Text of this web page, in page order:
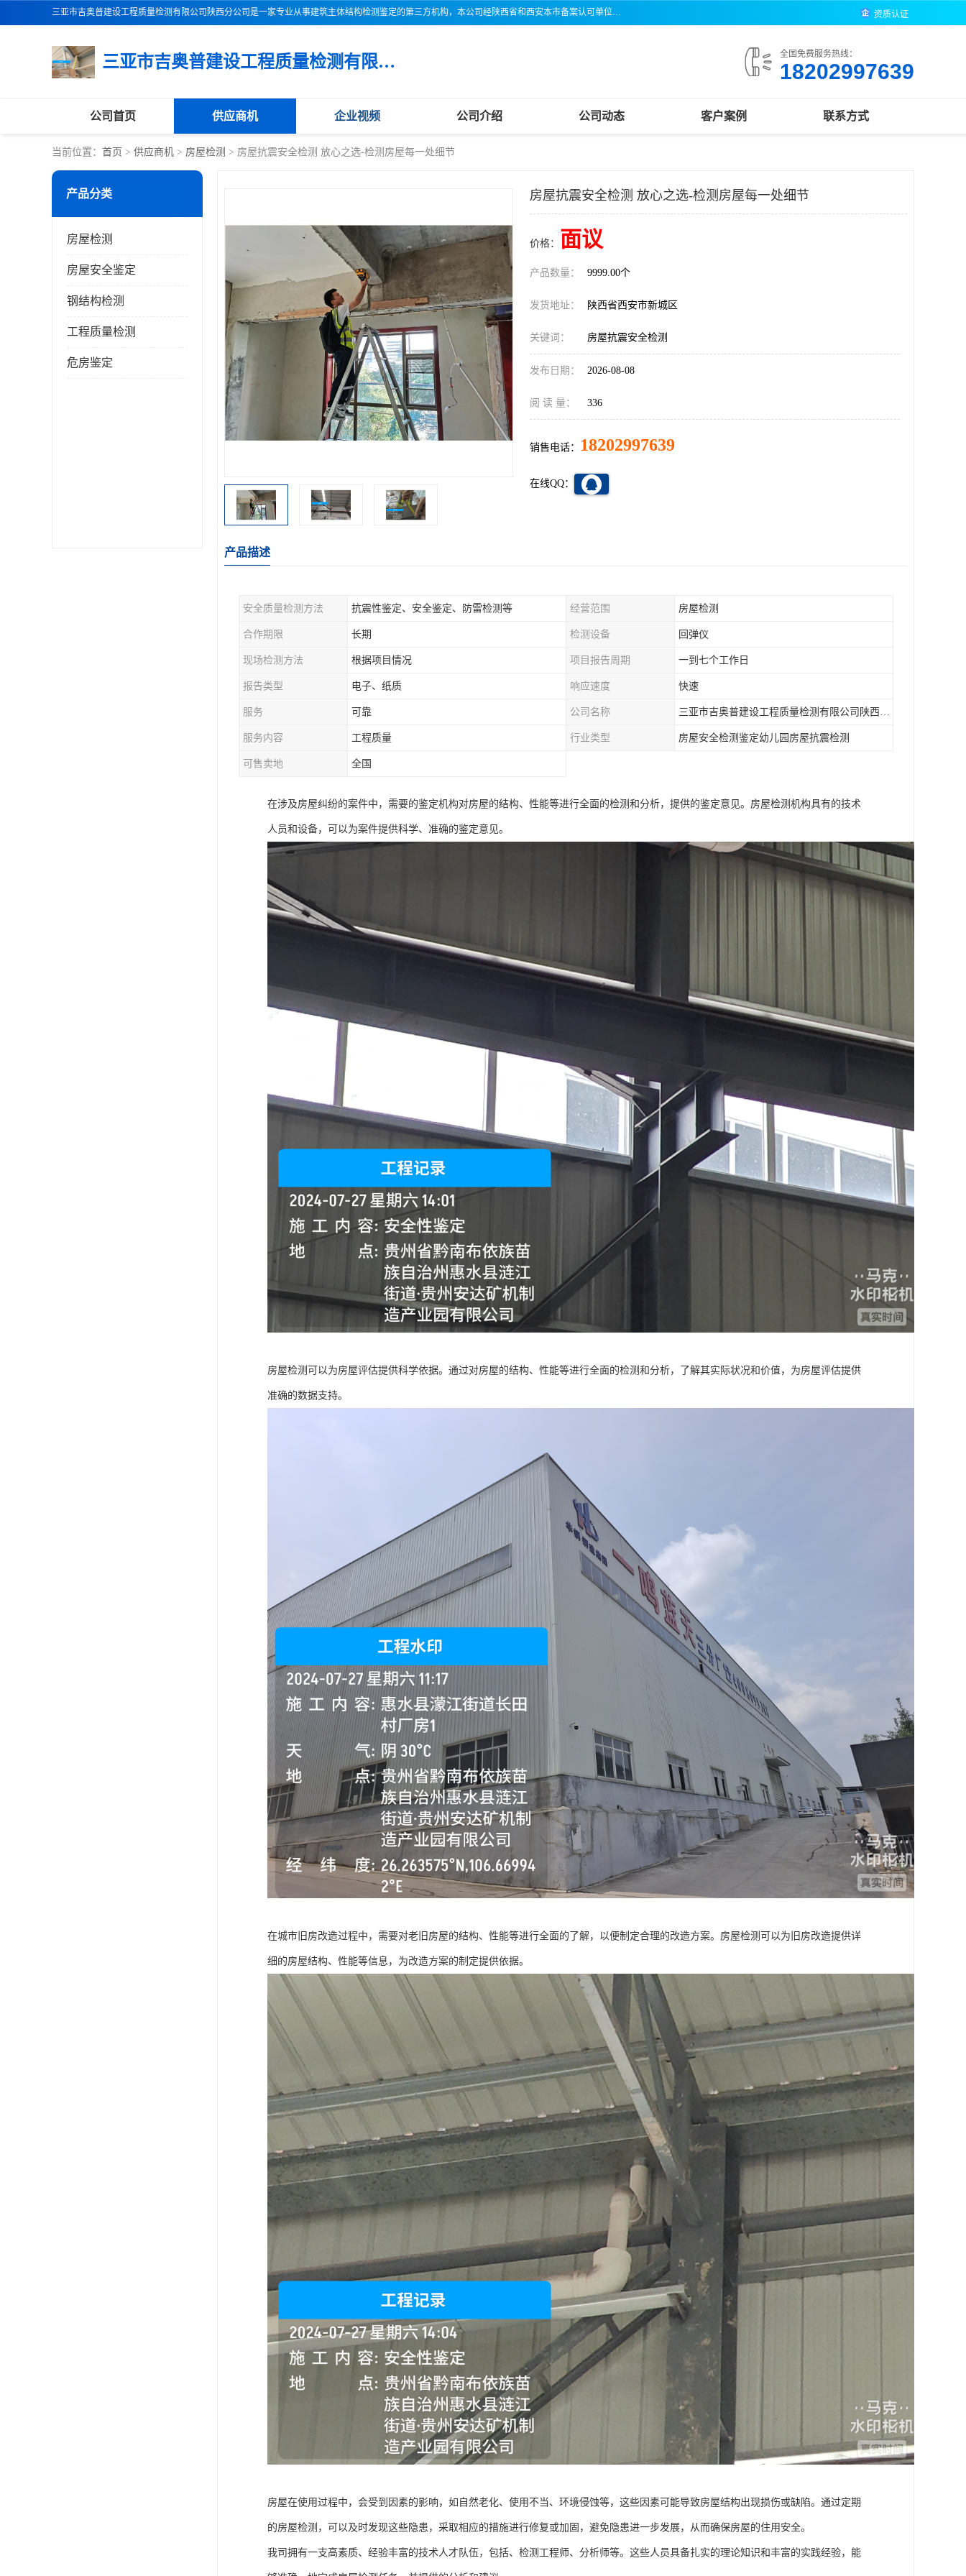
三亚市吉奥普建设工程质量检测有限公司陕西分公司是一家专业从事建筑主体结构检测鉴定的第三方机构，本公司经陕西省和西安本市备案认可单位，公司各项检测仪器设备齐全，检测人员经过严格训练，熟练掌握各项仪器设备的操作及维护工作，检测人员全部取得了资格证书，以保证质量管理体系的有效运行， 保证检测工作的公正性、科学性和准确性，更好地为社会服务。 资质认证
三亚市吉奥普建设工程质量检测有限公司陕西分公司 全国免费服务热线：
18202997639
公司首页 供应商机 企业视频 公司介绍 公司动态 客户案例 联系方式
当前位置： 首页 > 供应商机 > 房屋检测 > 房屋抗震安全检测 放心之选-检测房屋每一处细节
产品分类
房屋检测
房屋安全鉴定
钢结构检测
工程质量检测
危房鉴定
房屋抗震安全检测 放心之选-检测房屋每一处细节
价格： 面议
产品数量： 9999.00个
发货地址： 陕西省西安市新城区
关键词： 房屋抗震安全检测
发布日期： 2026-08-08
阅 读 量： 336
销售电话： 18202997639
在线QQ：
产品描述
安全质量检测方法 抗震性鉴定、安全鉴定、防雷检测等 经营范围 房屋检测
合作期限 长期 检测设备 回弹仪
现场检测方法 根据项目情况 项目报告周期 一到七个工作日
报告类型 电子、纸质 响应速度 快速
服务 可靠 公司名称 三亚市吉奥普建设工程质量检测有限公司陕西分公司
服务内容 工程质量 行业类型 房屋安全检测鉴定幼儿园房屋抗震检测
可售卖地 全国
在涉及房屋纠纷的案件中，需要的鉴定机构对房屋的结构、性能等进行全面的检测和分析，提供的鉴定意见。房屋检测机构具有的技术
人员和设备，可以为案件提供科学、准确的鉴定意见。
房屋检测可以为房屋评估提供科学依据。通过对房屋的结构、性能等进行全面的检测和分析，了解其实际状况和价值，为房屋评估提供
准确的数据支持。
在城市旧房改造过程中，需要对老旧房屋的结构、性能等进行全面的了解，以便制定合理的改造方案。房屋检测可以为旧房改造提供详
细的房屋结构、性能等信息，为改造方案的制定提供依据。
房屋在使用过程中，会受到因素的影响，如自然老化、使用不当、环境侵蚀等，这些因素可能导致房屋结构出现损伤或缺陷。通过定期
的房屋检测，可以及时发现这些隐患，采取相应的措施进行修复或加固，避免隐患进一步发展，从而确保房屋的住用安全。
我司拥有一支高素质、经验丰富的技术人才队伍，包括、检测工程师、分析师等。这些人员具备扎实的理论知识和丰富的实践经验，能